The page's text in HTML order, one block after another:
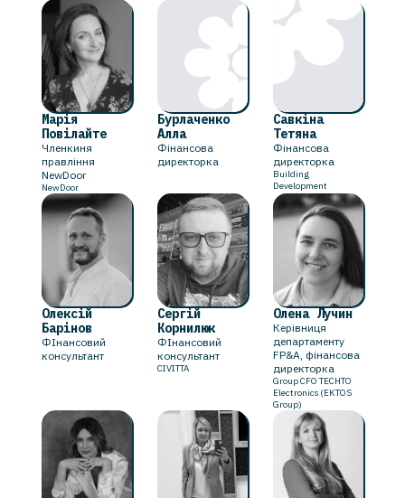
Марія
Повілайте
Членкиня
правління
NewDoor
NewDoor
Бурлаченко
Алла
Фінансова
директорка
Савкіна
Тетяна
Фінансова
директорка
Building
Development
Олексій
Барінов
ФІнансовий
консультант
Сергій
Корнилюк
ФІнансовий
консультант
CIVITTA
Олена Лучин
Керівниця
департаменту
FP&A, фінансова
директорка
Group CFO TECHTO
Electronics (EKTOS
Group)